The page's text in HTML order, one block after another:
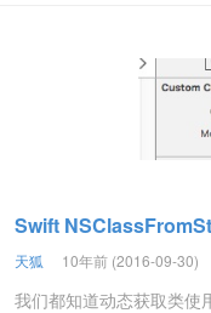
Swift
天狐 10年前 (2016-09-30)
我们都知道动态获取类使